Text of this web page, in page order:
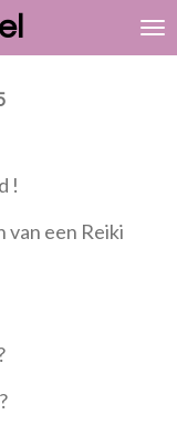
!
van een Reiki